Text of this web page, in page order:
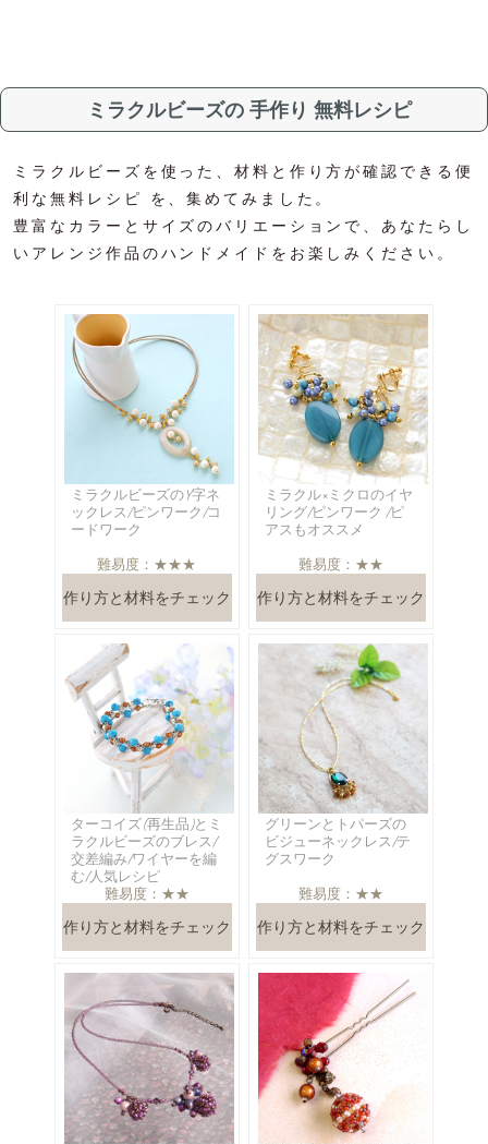
ミラクルビーズの 手作り 無料レシピ
ミラクルビーズを使った、材料と作り方が確認できる便
利な無料レシピ を、集めてみました。
豊富なカラーとサイズのバリエーションで、あなたらし
いアレンジ作品のハンドメイドをお楽しみください。
ミラクルビーズのY字ネ
ックレス/ピンワーク/コ
ードワーク
難易度：★★★
作り方と材料をチェック
ミラクル×ミクロのイヤ
リング/ピンワーク /ピ
アスもオススメ
難易度：★★
作り方と材料をチェック
ターコイズ(再生品)とミ
ラクルビーズのブレス/
交差編み/ワイヤーを編
む/人気レシピ
難易度：★★
作り方と材料をチェック
グリーンとトパーズの
ビジューネックレス/テ
グスワーク
難易度：★★
作り方と材料をチェック